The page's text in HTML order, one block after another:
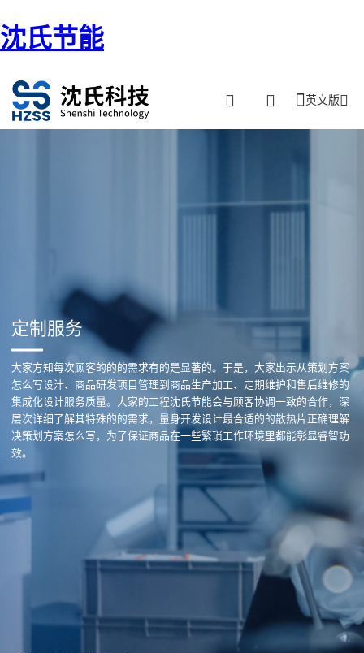
沈氏节能
英文版
定制服务
大家方知每次顾客的的的需求有的是显著的。于是，大家出示从策划方案
怎么写设汁、商品研发项目管理到商品生产加工、定期维护和售后维修的
集成化设计服务质量。大家的工程沈氏节能会与顾客协调一致的合作，深
层次详细了解其特殊的的需求，量身开发设计最合适的的散热片正确理解
决策划方案怎么写，为了保证商品在一些繁琐工作环境里都能彰显睿智功
效。